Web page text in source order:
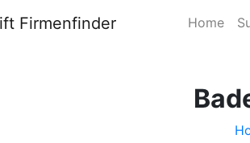
Home